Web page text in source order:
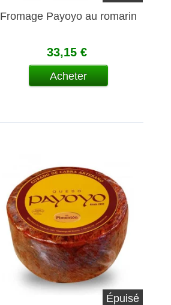
Fromage Payoyo au romarin
33,15 €
Acheter
Épuisé